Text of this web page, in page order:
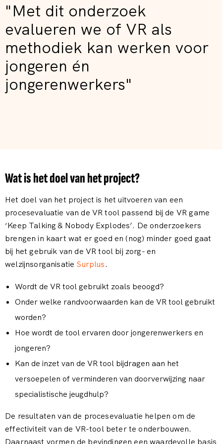
"Met dit onderzoek
evalueren we of VR als
methodiek kan werken voor
jongeren én
jongerenwerkers"
Wat is het doel van het project?
Het doel van het project is het uitvoeren van een
procesevaluatie van de VR tool passend bij de VR game
‘Keep Talking & Nobody Explodes’. De onderzoekers
brengen in kaart wat er goed en (nog) minder goed gaat
bij het gebruik van de VR tool bij zorg- en
welzijnsorganisatie Surplus.
Wordt de VR tool gebruikt zoals beoogd?
Onder welke randvoorwaarden kan de VR tool gebruikt
worden?
Hoe wordt de tool ervaren door jongerenwerkers en
jongeren?
Kan de inzet van de VR tool bijdragen aan het
versoepelen of verminderen van doorverwijzing naar
specialistische jeugdhulp?
De resultaten van de procesevaluatie helpen om de
effectiviteit van de VR-tool beter te onderbouwen.
Daarnaast vormen de bevindingen een waardevolle basis